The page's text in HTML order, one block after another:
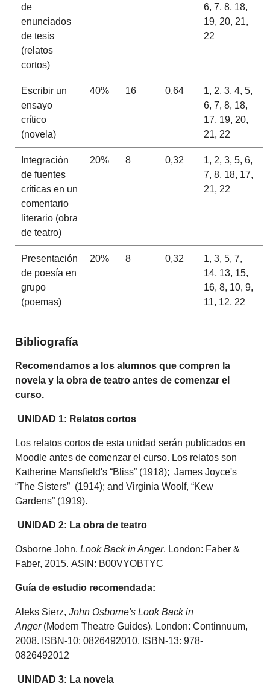
de
enunciados
de tesis
(relatos
cortos)
6, 7, 8, 18,
19, 20, 21,
22
Escribir un
ensayo
crítico
(novela)
40% 16 0,64
1, 2, 3, 4, 5,
6, 7, 8, 18,
17, 19, 20,
21, 22
Integración
de fuentes
críticas en un
comentario
literario (obra
de teatro)
20% 8 0,32
1, 2, 3, 5, 6,
7, 8, 18, 17,
21, 22
Presentación
de poesía en
grupo
(poemas)
20% 8 0,32
1, 3, 5, 7,
14, 13, 15,
16, 8, 10, 9,
11, 12, 22
Bibliografía
Recomendamos a los alumnos que compren la
novela y la obra de teatro antes de comenzar el
curso.
UNIDAD 1: Relatos cortos
Los relatos cortos de esta unidad serán publicados en
Moodle antes de comenzar el curso. Los relatos son
Katherine Mansfield's “Bliss” (1918); James Joyce's
“The Sisters” (1914); and Virginia Woolf, “Kew
Gardens” (1919).
UNIDAD 2: La obra de teatro
Osborne John.Look Back in Anger. London: Faber &
Faber, 2015. ASIN: B00VYOBTYC
Guía de estudio recomendada:
Aleks Sierz,John Osborne's Look Back in
Anger(Modern Theatre Guides). London: Continnuum,
2008. ISBN-10: 0826492010. ISBN-13: 978-
0826492012
UNIDAD 3: La novela